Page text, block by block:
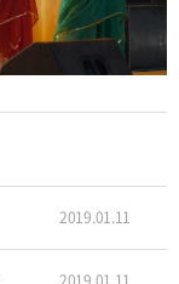
2019.01.11